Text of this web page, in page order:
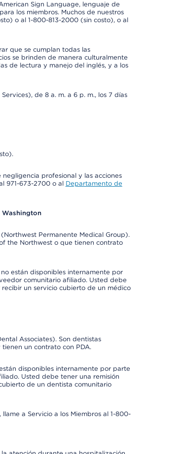
Sign Language, lenguaje de
los miembros. Muchos de nuestros
o al 1-800-813-2000 (sin costo), o al
que se cumplan todas las
se brinden de manera culturalmente
de lectura y manejo del inglés, y a los
de 8 a. m. a 6 p. m., los 7 días
profesional y las acciones
971-673-2700 o al Departamento de
Washington
Permanente Medical Group).
the Northwest o que tienen contrato
están disponibles internamente por
comunitario afiliado. Usted debe
un servicio cubierto de un médico
Associates). Son dentistas
un contrato con PDA.
disponibles internamente por parte
Usted debe tener una remisión
de un dentista comunitario
a Servicio a los Miembros al 1-800-